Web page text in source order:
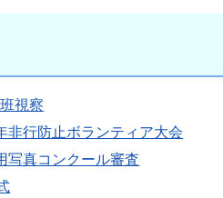
視察
非行防止ボランティア大会
写真コンクール審査